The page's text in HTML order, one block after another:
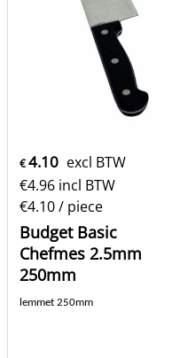
€4.10 excl BTW
€4.96 incl BTW
€4.10/ piece
Budget Basic
Chefmes 2.5mm
250mm
lemmet 250mm